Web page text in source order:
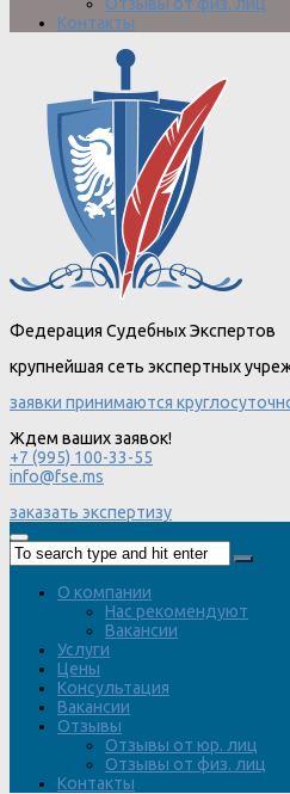
Отзывы от физ. лиц
Контакты
Федерация Судебных Экспертов
крупнейшая сеть экспертных
заявки принимаются
Ждем ваших заявок!
+7 (995) 100-33-55
info@fse.ms
заказать экспертизу
О компании
Нас рекомендуют
Вакансии
Услуги
Цены
Консультация
Вакансии
Отзывы
Отзывы от юр. лиц
Отзывы от физ. лиц
Контакты